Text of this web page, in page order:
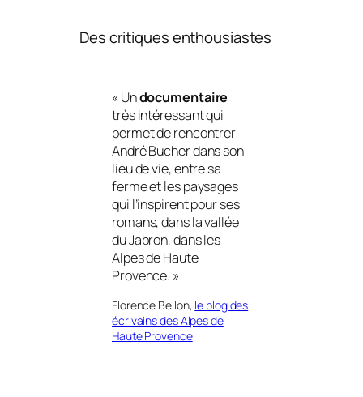
Des critiques enthousiastes
« Undocumentaire
très intéressant qui
permet de rencontrer
André Bucher dans son
lieu de vie, entre sa
ferme et les paysages
qui l’inspirent pour ses
romans, dans lavallée
du Jabron, dans les
Alpes de Haute
Provence. »
Florence Bellon, le blog des
écrivains des Alpes de
Haute Provence